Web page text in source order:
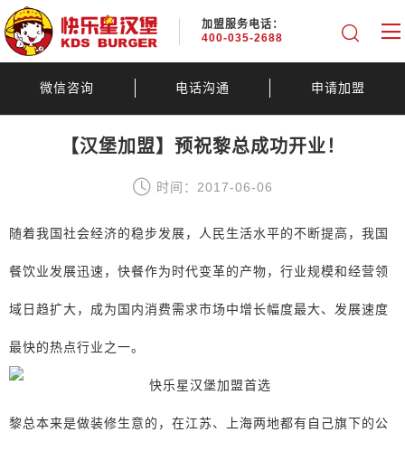
加盟服务电话：
400-035-2688
微信咨询 电话沟通 申请加盟
【汉堡加盟】预祝黎总成功开业！
时间：2017-06-06
随着我国社会经济的稳步发展，人民生活水平的不断提高，我国
餐饮业发展迅速，快餐作为时代变革的产物，行业规模和经营领
域日趋扩大，成为国内消费需求市场中增长幅度最大、发展速度
最快的热点行业之一。
黎总本来是做装修生意的，在江苏、上海两地都有自己旗下的公